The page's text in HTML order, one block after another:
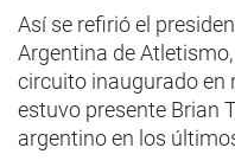
Así se refirió el
Argentina de
circuito inaugurado en
estuvo presente Brian
argentino en los